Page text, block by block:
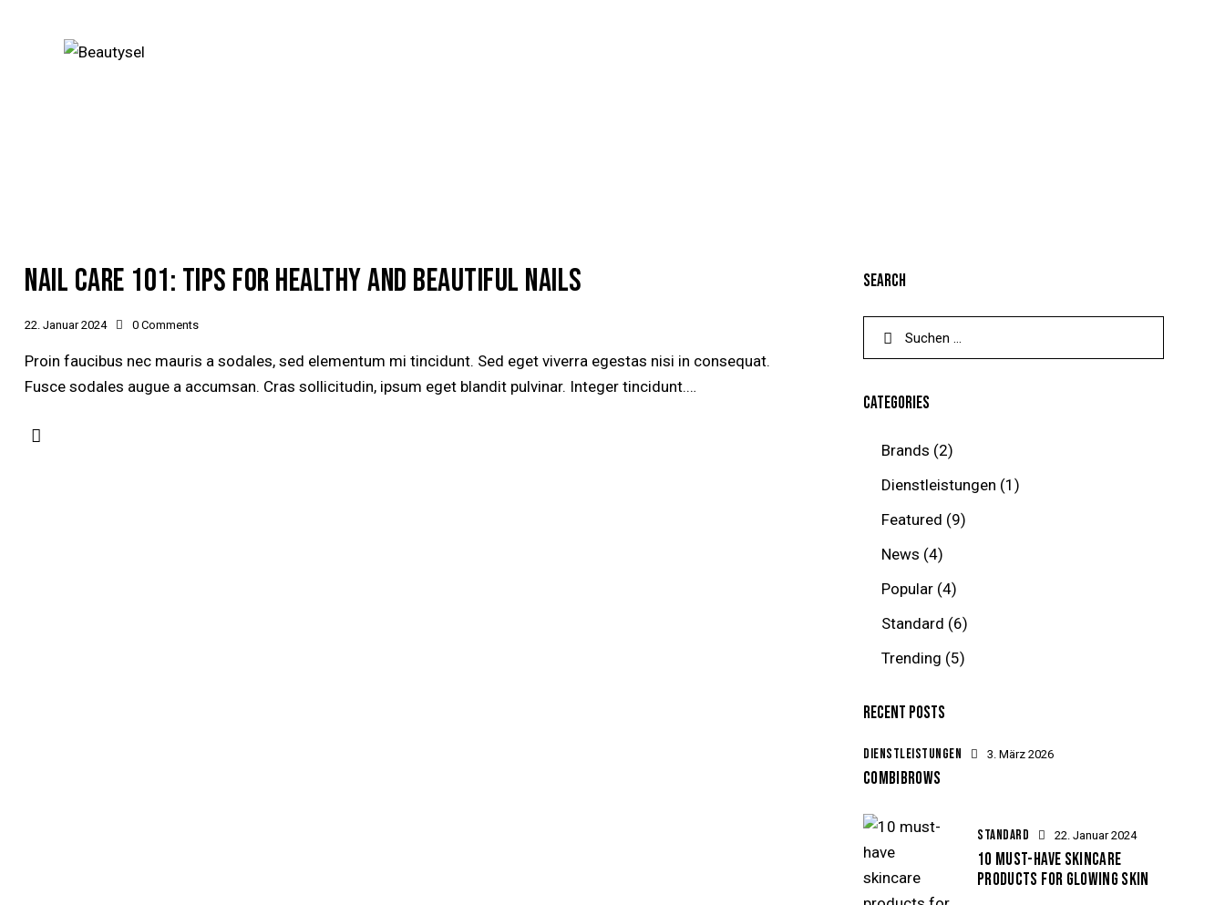
NAIL CARE 101: TIPS FOR HEALTHY AND BEAUTIFUL NAILS
22. Januar 2024 0 Comments
Proin faucibus nec mauris a sodales, sed elementum mi tincidunt. Sed eget viverra egestas nisi in consequat.
Fusce sodales augue a accumsan. Cras sollicitudin, ipsum eget blandit pulvinar. Integer tincidunt.…
SEARCH
CATEGORIES
Brands (2)
Dienstleistungen (1)
Featured (9)
News (4)
Popular (4)
Standard (6)
Trending (5)
RECENT POSTS
DIENSTLEISTUNGEN 3. März 2026
COMBIBROWS
STANDARD 22. Januar 2024
10 MUST-HAVE SKINCARE
PRODUCTS FOR GLOWING SKIN